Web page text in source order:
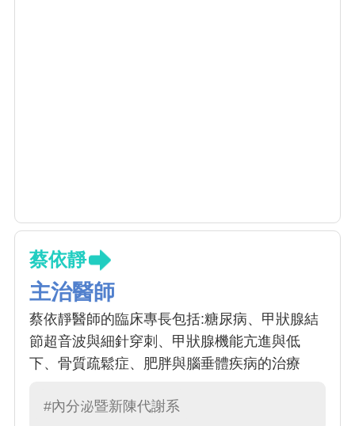
蔡依靜
主治醫師
蔡依靜醫師的臨床專長包括:糖尿病、甲狀腺結
節超音波與細針穿刺、甲狀腺機能亢進與低
下、骨質疏鬆症、肥胖與腦垂體疾病的治療
#內分泌暨新陳代謝系